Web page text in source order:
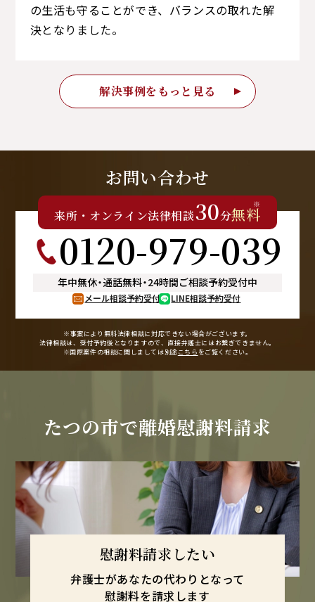
の生活も守ることができ、バランスの取れた解
決となりました。
解決事例をもっと見る
お問い合わせ
来所 ・ オンライン法律相談30分無料
※
0120-979-039
年中無休・通話無料・24時間ご相談予約受付中
メール相談予約受付 LINE相談予約受付
※事案により無料法律相談に対応できない場合がございます。
法律相談は、受付予約後となりますので、 直接弁護士にはお繋ぎできません。
※国際案件の相談に関しましては別途こちら をご覧ください。
たつの市で離婚慰謝料請求
慰謝料請求したい
弁護士があなたの代わりとなって
慰謝料を請求します